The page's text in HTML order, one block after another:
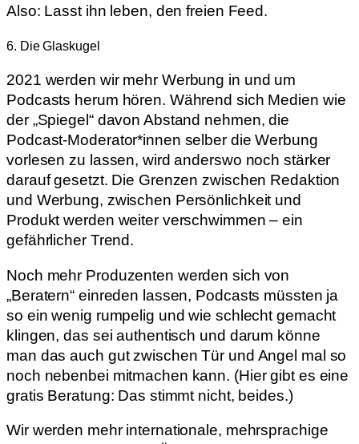
Also: Lasst ihn leben, den freien Feed.
6. Die Glaskugel
2021 werden wir mehr Werbung in und um
Podcasts herum hören. Während sich Medien wie
der „Spiegel“ davon Abstand nehmen, die
Podcast-Moderator*innen selber die Werbung
vorlesen zu lassen, wird anderswo noch stärker
darauf gesetzt. Die Grenzen zwischen Redaktion
und Werbung, zwischen Persönlichkeit und
Produkt werden weiter verschwimmen – ein
gefährlicher Trend.
Noch mehr Produzenten werden sich von
„Beratern“ einreden lassen, Podcasts müssten ja
so ein wenig rumpelig und wie schlecht gemacht
klingen, das sei authentisch und darum könne
man das auch gut zwischen Tür und Angel mal so
noch nebenbei mitmachen kann. (Hier gibt es eine
gratis Beratung: Das stimmt nicht, beides.)
Wir werden mehr internationale, mehrsprachige